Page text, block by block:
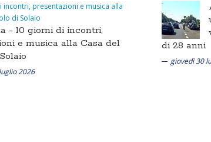
- 10 giorni di incontri,
e musica alla Casa del
2026
di 28 anni
giovedì 30